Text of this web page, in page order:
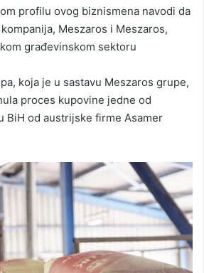
profilu ovog biznismena navodi da
Meszaros i Meszaros,
građevinskom sektoru
koja je u sastavu Meszaros grupe,
proces kupovine jedne od
BiH od austrijske firme Asamer